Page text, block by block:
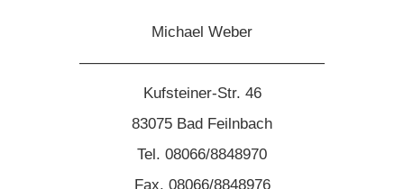
Michael Weber
————————————————
Kufsteiner-Str. 46
83075 Bad Feilnbach
Tel. 08066/8848970
Fax. 08066/8848976